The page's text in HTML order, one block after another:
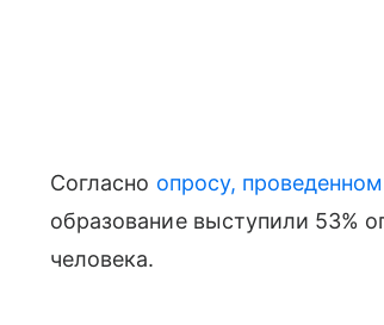
Согласно опросу,
образование выступили 53%
человека.